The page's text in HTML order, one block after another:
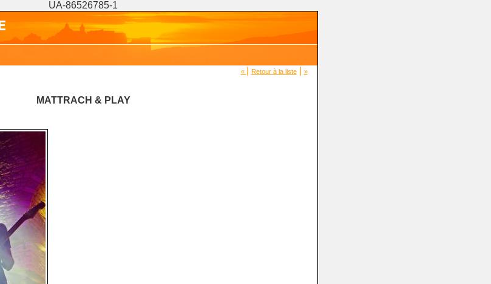
UA-86526785-1
« Retour à la liste| »
MATTRACH & PLAY